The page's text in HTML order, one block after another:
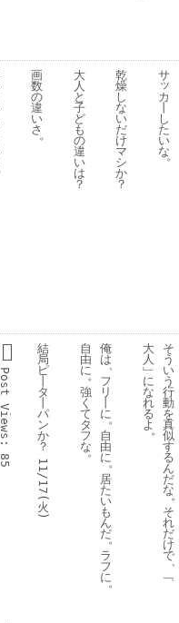
サ
ッ
カ
し
た
い
な。
乾
燥
し
な
い
だ
け
マ
シ
か
？
大
人
と
子
ど
も
の
違
い
は
？
画
数
の
違
い
さ。
そ
う
い
う
行
動
を
真
似
す
る
ん
だ
な
そ
れ
だ
け
で
﹁
大
人
﹂
に
な
れ
る
よ。
俺
は、
フ
リ
に。
自
由
に。
居
た
い
も
ん
だ。
ラ
フ
に。
自
由
に。
強
く
て
タ
フ
な。
結
局
ピ
タ
パ
ン
か
？
11/17(
火
)
Post
Views:
85